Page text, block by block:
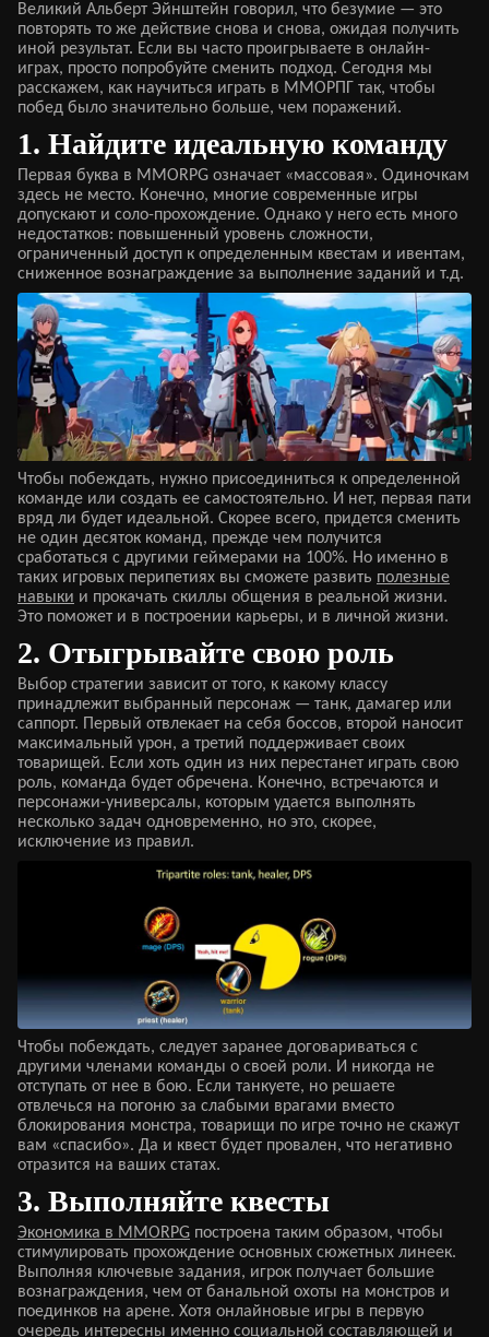
Великий Альберт Эйнштейн говорил, что безумие — это
повторять то же действие снова и снова, ожидая получить
иной результат. Если вы часто проигрываете в онлайн-
играх, просто попробуйте сменить подход. Сегодня мы
расскажем, как научиться играть в ММОРПГ так, чтобы
побед было значительно больше, чем поражений.
1. Найдите идеальную команду
Первая буква в MMORPG означает «массовая». Одиночкам
здесь не место. Конечно, многие современные игры
допускают и соло-прохождение. Однако у него есть много
недостатков: повышенный уровень сложности,
ограниченный доступ к определенным квестам и ивентам,
сниженное вознаграждение за выполнение заданий и т.д.
Чтобы побеждать, нужно присоединиться к определенной
команде или создать ее самостоятельно. И нет, первая пати
вряд ли будет идеальной. Скорее всего, придется сменить
не один десяток команд, прежде чем получится
сработаться с другими геймерами на 100%. Но именно в
таких игровых перипетиях вы сможете развить полезные
навыки и прокачать скиллы общения в реальной жизни.
Это поможет и в построении карьеры, и в личной жизни.
2. Отыгрывайте свою роль
Выбор стратегии зависит от того, к какому классу
принадлежит выбранный персонаж — танк, дамагер или
саппорт. Первый отвлекает на себя боссов, второй наносит
максимальный урон, а третий поддерживает своих
товарищей. Если хоть один из них перестанет играть свою
роль, команда будет обречена. Конечно, встречаются и
персонажи-универсалы, которым удается выполнять
несколько задач одновременно, но это, скорее,
исключение из правил.
Чтобы побеждать, следует заранее договариваться с
другими членами команды о своей роли. И никогда не
отступать от нее в бою. Если танкуете, но решаете
отвлечься на погоню за слабыми врагами вместо
блокирования монстра, товарищи по игре точно не скажут
вам «спасибо». Да и квест будет провален, что негативно
отразится на ваших статах.
3. Выполняйте квесты
Экономика в MMORPG построена таким образом, чтобы
стимулировать прохождение основных сюжетных линеек.
Выполняя ключевые задания, игрок получает большие
вознаграждения, чем от банальной охоты на монстров и
поединков на арене. Хотя онлайновые игры в первую
очередь интересны именно социальной составляющей и